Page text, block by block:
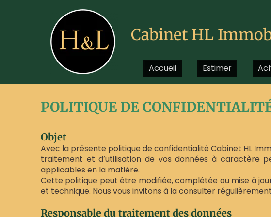
Cabinet HL
Accueil
Estimer
POLITIQUE DE
Objet
Avec la présente politique de confidentialité Cabinet HL
traitement et d’utilisation de vos données à caractère
applicables en la matière.
Cette politique peut être modifiée, complétée ou mise à
et technique. Nous vous invitons à la consulter
Responsable du traitement des données